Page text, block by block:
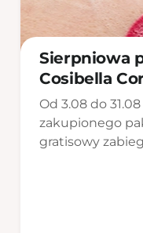
Sierpniowa
Cosibella
Od 3.08 do
zakupionego
gratisowy